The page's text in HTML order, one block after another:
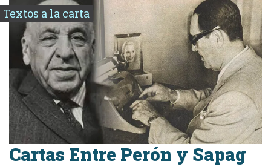
Textos a la carta
Cartas Entre Perón y Sapag